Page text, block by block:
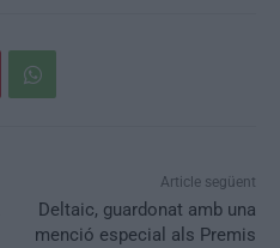
Article següent
Deltaic, guardonat amb una
menció especial als Premis